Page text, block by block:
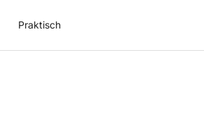
Praktisch